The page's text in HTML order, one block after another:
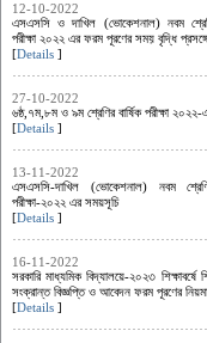
12-10-2022
এসএসসি ও দাখিল (ভোকেশনাল) নবম
পরীক্ষা ২০২২ এর ফরম পূরণের সময় বৃদ্ধি প্রসঙ্গে
[Details ]
27-10-2022
৬ষ্ঠ,৭ম,৮ম ও ৯ম শ্রেণির বার্ষিক পরীক্ষা
[Details ]
13-11-2022
এসএসসি-দাখিল (ভোকেশনাল) নবম
পরীক্ষা-২০২২ এর সময়সূচি
[Details ]
16-11-2022
সরকারি মাধ্যমিক বিদ্যালয়ে-২০২৩ শিক্ষাবর্ষে
সংক্রান্ত বিজ্ঞপ্তি ও আবেদন ফরম পূরণের
[Details ]